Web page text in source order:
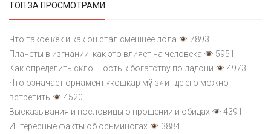
ТОП ЗА ПРОСМОТРАМИ
Что такое кек и как он стал смешнее лола
7893
Планеты в изгнании: как это влияет на человека
5951
Как определить склонность к богатству по ладони
4973
Что означает орнамент «кошкар мүйіз» и где его можно
встретить
4520
Высказывания и пословицы о прощении и обидах
4391
Интересные факты об осьминогах
3884